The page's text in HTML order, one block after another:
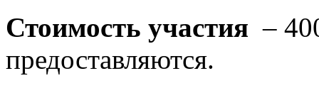
Стоимость участия –
предоставляются.